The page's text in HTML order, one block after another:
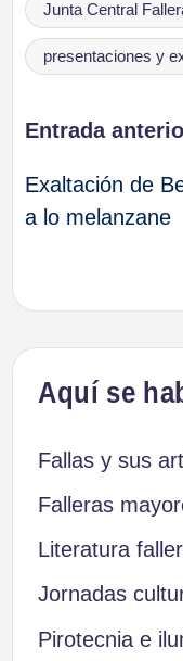
Junta Central
presentaciones y
de
Entrada
Exaltación de
a lo melanzane
Aquí se
Fallas y sus
Falleras
Literatura
Jornadas
Pirotecnia e